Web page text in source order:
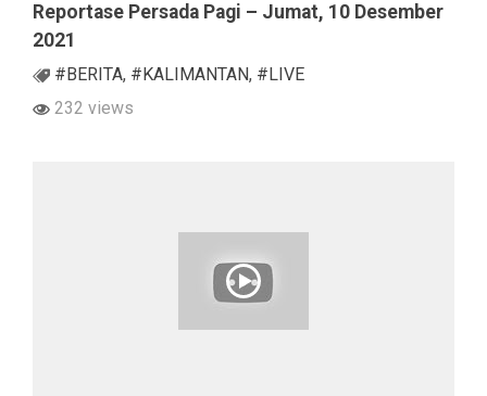
Reportase Persada Pagi – Jumat, 10 Desember
2021
#BERITA, #KALIMANTAN, #LIVE
232 views